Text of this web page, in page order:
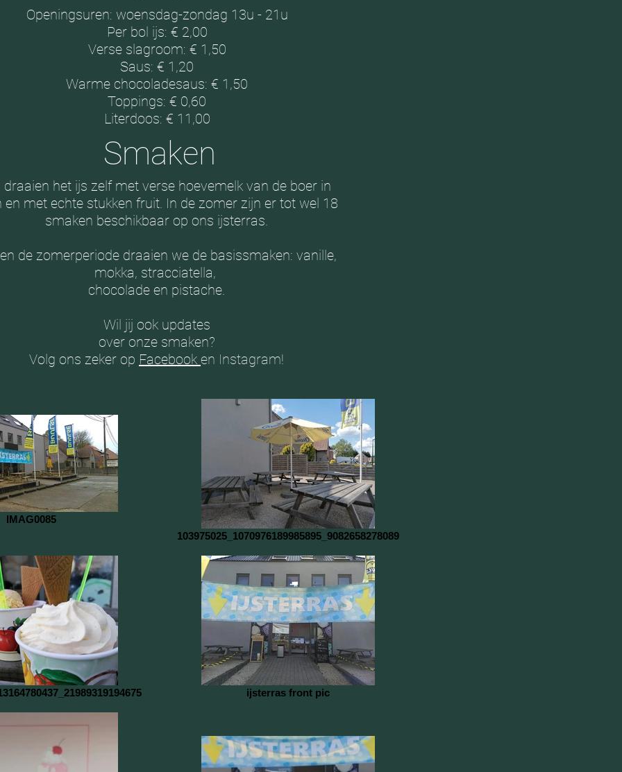
Openingsuren: woensdag-zondag 13u - 21u
Per bol ijs: € 2,00
Verse slagroom: € 1,50
Saus: € 1,20
Warme chocoladesaus: € 1,50
Toppings: € 0,60
Literdoos: € 11,00
Smaken
draaien het ijs zelf met verse hoevemelk van de boer in
en met echte stukken fruit. In de zomer zijn er tot wel 18
smaken beschikbaar op ons ijsterras.
de zomerperiode draaien we de basissmaken: vanille,
mokka, stracciatella,
chocolade en pistache.
Wil jij ook updates
over onze smaken?
Volg ons zeker op Facebook en Instagram!
IMAG0085
103975025_1070976189985895_9082658278089
ijsterras front pic